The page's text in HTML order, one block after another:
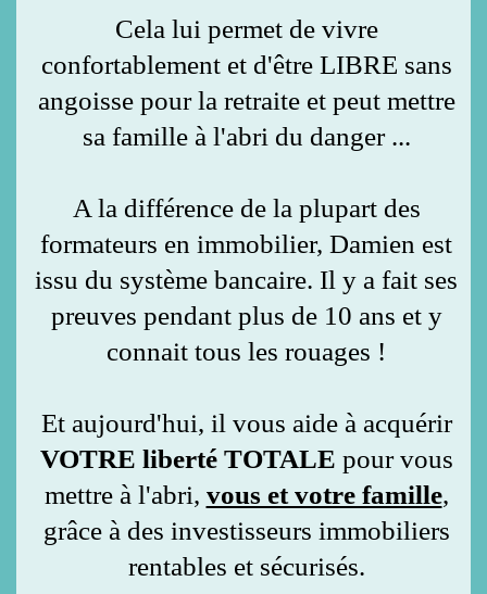
Cela lui permet de vivre
confortablement et d'être LIBRE sans
angoisse pour la retraite et peut mettre
sa famille à l'abri du danger ...
A la différence de la plupart des
formateurs en immobilier, Damien est
issu du système bancaire. Il y a fait ses
preuves pendant plus de 10 ans et y
connait tous les rouages !
Et aujourd'hui, il vous aide à acquérir
VOTRE liberté TOTALE pour vous
mettre à l'abri, vous et votre famille,
grâce à des investisseurs immobiliers
rentables et sécurisés.